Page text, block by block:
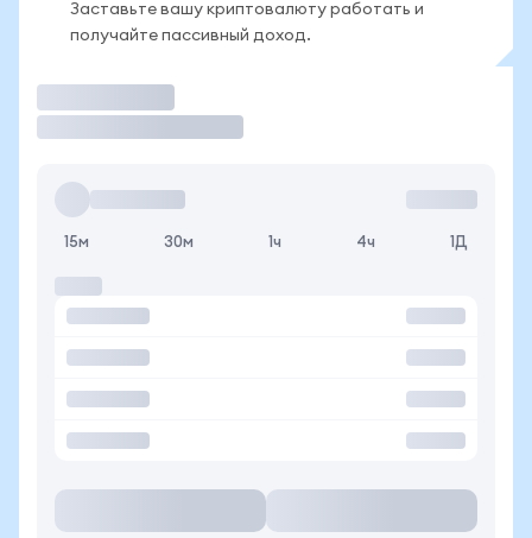
Заставьте вашу криптовалюту работать и
получайте пассивный доход.
15м 30м 1ч 4ч 1Д